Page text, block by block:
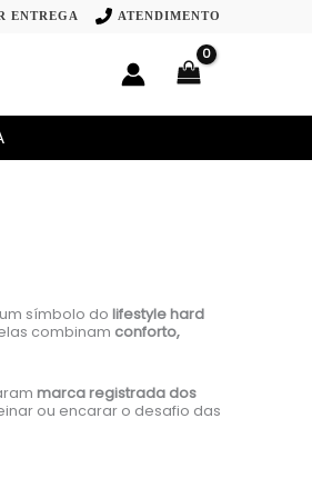
ENTREGA ATENDIMENTO
símbolo do lifestyle hard
combinam conforto,
marca registrada dos
ou encarar o desafio das